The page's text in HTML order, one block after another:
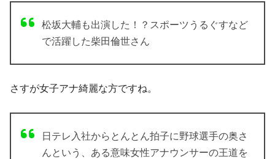
松坂大輔も出演した！？スポーツうるぐすなど
で活躍した柴田倫世さん
さすが女子アナ綺麗な方ですね。
日テレ入社からとんとん拍子に野球選手の奥さ
んという、ある意味女性アナウンサーの王道を